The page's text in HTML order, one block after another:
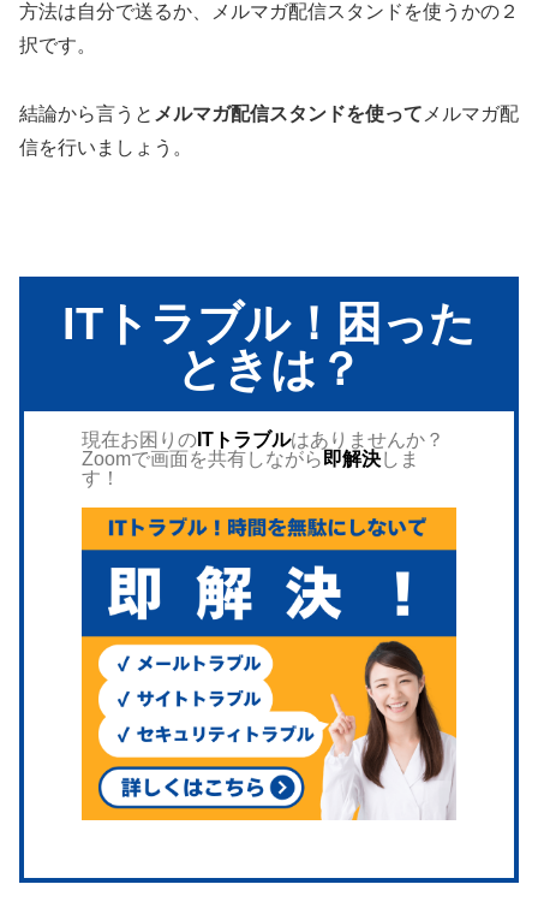
方法は自分で送るか、メルマガ配信スタンドを使うかの２
択です。
結論から言うと メルマガ配信スタンドを使って メルマガ配
信を行いましょう。
ITトラブル！困った
ときは？
現在お困りの ITトラブルはありませんか？
Zoomで画面を共有しながら 即解決しま
す！